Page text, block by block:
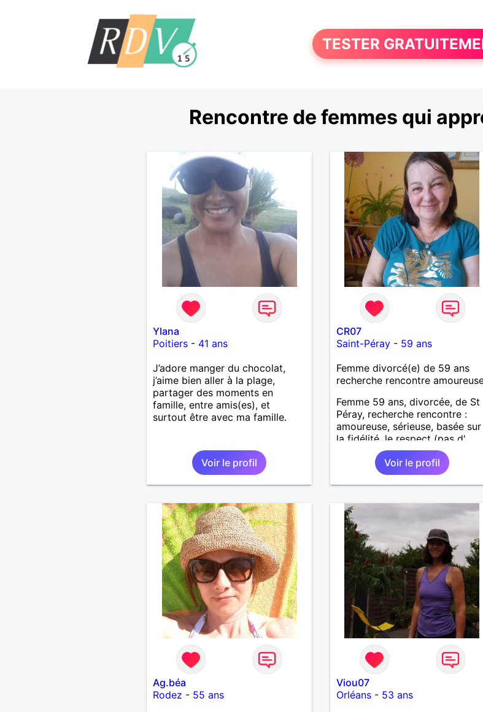
TESTER
Rencontre de femmes qui
Ylana
Poitiers- 41 ans
J’adore manger du chocolat,
j’aime bien aller à la plage,
partager des moments en
famille, entre amis(es), et
surtout être avec ma famille.
Voir le profil
CR07
Saint-Péray- 59 ans
Femme divorcé(e) de 59 ans
recherche rencontre
Femme 59 ans, divorcée, de St
Péray, recherche rencontre :
amoureuse, sérieuse, basée sur
la fidélité, le respect (pas d'
aventure d'un soir). Rien ne vaut
une rencontre après quelques
échanges par messages pour
savoir si il y a un feeling entre
Au plaisir de se découvrir...
Voir le profil
Ag.béa
Rodez - 55 ans
Viou07
Orléans- 53 ans